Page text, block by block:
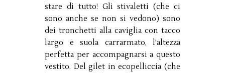
stare di tutto! Gli stivaletti (che ci
sono anche se non si vedono) sono
dei tronchetti alla caviglia con tacco
largo e suola carrarmato, l'altezza
perfetta per accompagnarsi a questo
vestito. Del gilet in ecopelliccia (che